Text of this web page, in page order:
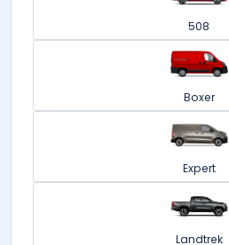
508
Boxer
Expert
Landtrek